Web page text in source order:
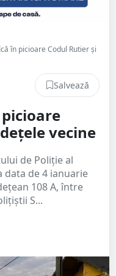
în picioare Codul Rutier și
Salvează
vecine
de Poliție al
data de 4 ianuarie
108 A, între
S...